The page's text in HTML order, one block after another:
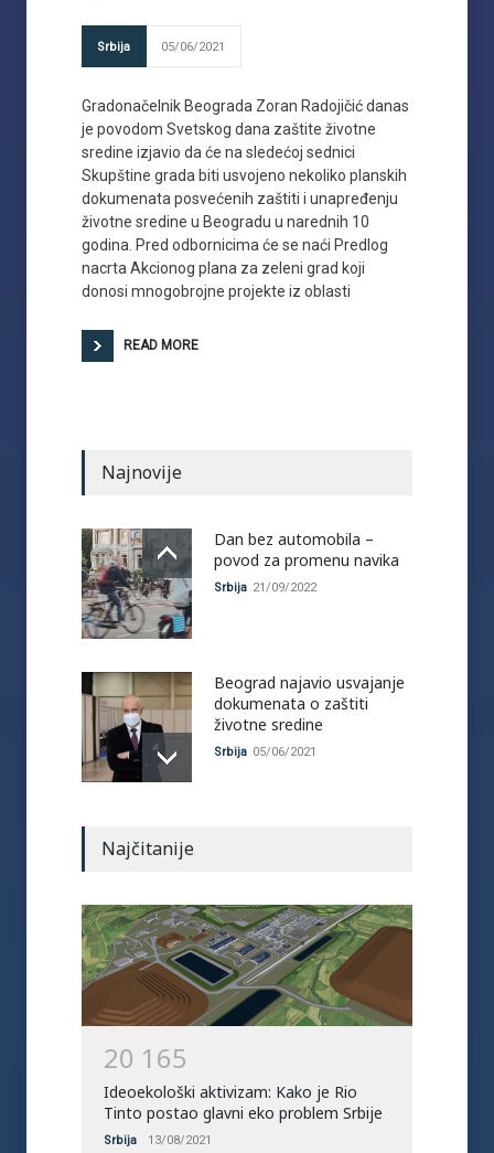
Srbija 05/06/2021
Gradonačelnik Beograda Zoran Radojičić danas
je povodom Svetskog dana zaštite životne
sredine izjavio da će na sledećoj sednici
Skupštine grada biti usvojeno nekoliko planskih
dokumenata posvećenih zaštiti i unapređenju
životne sredine u Beogradu u narednih 10
godina. Pred odbornicima će se naći Predlog
nacrta Akcionog plana za zeleni grad koji
donosi mnogobrojne projekte iz oblasti
READ MORE
Najnovije
Dan bez automobila –
povod za promenu navika
Srbija 21/09/2022
Beograd najavio usvajanje
dokumenata o zaštiti
životne sredine
Srbija 05/06/2021
Najčitanije
20 1 65
Ideoekološki aktivizam: Kako je Rio
Tinto postao glavni eko problem Srbije
Srbija 13/08/2021